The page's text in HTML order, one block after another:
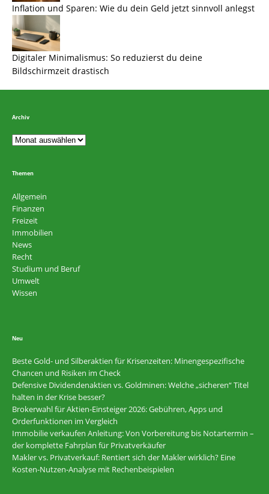
Inflation und Sparen: Wie du dein Geld jetzt sinnvoll anlegst
Digitaler Minimalismus: So reduzierst du deine
Bildschirmzeit drastisch
Archiv
Themen
Allgemein
Finanzen
Freizeit
Immobilien
News
Recht
Studium und Beruf
Umwelt
Wissen
Neu
Beste Gold- und Silberaktien für Krisenzeiten: Minengespezifische
Chancen und Risiken im Check
Defensive Dividendenaktien vs. Goldminen: Welche „sicheren“ Titel
halten in der Krise besser?
Brokerwahl für Aktien-Einsteiger 2026: Gebühren, Apps und
Orderfunktionen im Vergleich
Immobilie verkaufen Anleitung: Von Vorbereitung bis Notartermin –
der komplette Fahrplan für Privatverkäufer
Makler vs. Privatverkauf: Rentiert sich der Makler wirklich? Eine
Kosten-Nutzen-Analyse mit Rechenbeispielen